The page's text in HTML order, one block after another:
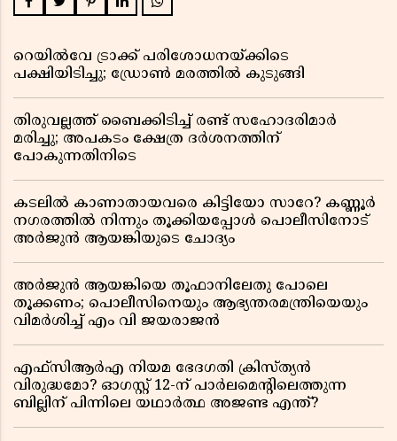
റെയിൽവേ ട്രാക്ക് പരിശോധനയ്ക്കിടെ
പക്ഷിയിടിച്ചു; ഡ്രോൺ മരത്തിൽ കുടുങ്ങി
തിരുവല്ലത്ത് ബൈക്കിടിച്ച് രണ്ട് സഹോദരിമാർ
മരിച്ചു; അപകടം ക്ഷേത്ര ദർശനത്തിന്
പോകുന്നതിനിടെ
കടലിൽ കാണാതായവരെ കിട്ടിയോ സാറേ? കണ്ണൂർ
നഗരത്തിൽ നിന്നും തൂക്കിയപ്പോൾ പൊലീസിനോട്
അർജുൻ ആയങ്കിയുടെ ചോദ്യം
അർജുൻ ആയങ്കിയെ തൂഫാനിലേതു പോലെ
തൂക്കണം; പൊലീസിനെയും ആഭ്യന്തരമന്ത്രിയെയും
വിമർശിച്ച് എം വി ജയരാജൻ
എഫ്സിആർഎ നിയമ ഭേദഗതി ക്രിസ്ത്യൻ
വിരുദ്ധമോ? ഓഗസ്റ്റ് 12-ന് പാർലമെന്റിലെത്തുന്ന
ബില്ലിന് പിന്നിലെ യഥാർത്ഥ അജണ്ട എന്ത്?